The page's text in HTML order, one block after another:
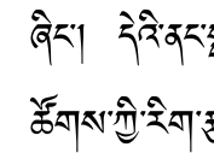
ཞིང་།